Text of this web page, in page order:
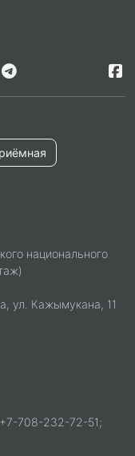
национального
ул. Кажымукана, 11
708-232-72-51;